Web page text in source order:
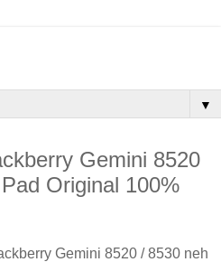
▼
Gemini 8520
Original 100%
Gemini 8520 / 8530 neh